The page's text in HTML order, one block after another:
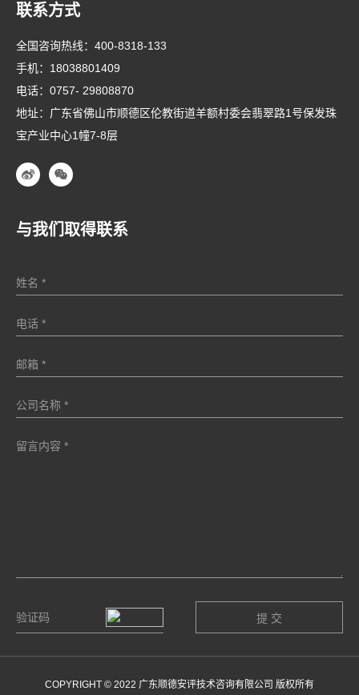
联系方式
全国咨询热线： 400-8318-133
手机： 18038801409
电话： 0757- 29808870
地址：广东省佛山市顺德区伦教街道羊额村委会翡翠路1号保发珠
宝产业中心1幢7-8层
与我们取得联系
COPYRIGHT © 2022 广东顺德安评技术咨询有限公司 版权所有